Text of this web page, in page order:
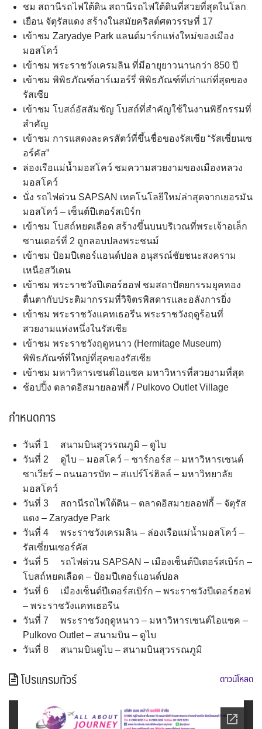
ชม สถานีรถไฟใต้ดิน สถานีรถไฟใต้ดินที่สวยที่สุดในโลก
เยือน จัตุรัสแดง สร้างในสมัยคริสต์ศตวรรษที่ 17
เข้าชม Zaryadye Park แลนด์มาร์กแห่งใหม่ของเมือง
มอสโคว์
เข้าชม พระราชวังเครมลิน ที่มีอายุยาวนานกว่า 850 ปี
เข้าชม พิพิธภัณฑ์อาร์เมอร์รี่ พิพิธภัณฑ์ที่เก่าแก่ที่สุดของ
รัสเซีย
เข้าชม โบสถ์อัสสัมชัญ โบสถ์ที่สำคัญใช้ในงานพิธีกรรมที่
สำคัญ
เข้าชม การแสดงละครสัตว์ที่ขึ้นชื่อของรัสเซีย “รัสเซี่ยนเซ
อร์คัส”
ล่องเรือแม่น้ำมอสโคว์ ชมความสวยงามของเมืองหลวง
มอสโคว์
นั่ง รถไฟด่วน SAPSAN เทคโนโลยีใหม่ล่าสุดจากเยอรมัน
มอสโคว์ – เซ็นต์ปีเตอร์สเบิร์ก
เข้าชม โบสถ์หยดเลือด สร้างขึ้นบนบริเวณที่พระเจ้าอเล็ก
ซานเดอร์ที่ 2 ถูกลอบปลงพระชนม์
เข้าชม ป้อมปีเตอร์แอนด์ปอล อนุสรณ์ชัยชนะสงคราม
เหนือสวีเดน
เข้าชม พระราชวังปีเตอร์ฮอฟ ชมสถาปัตยกรรมยุคทอง
ตื่นตากับประติมากรรมที่วิจิตรพิสดารและอลังการยิ่ง
เข้าชม พระราชวังแคทเธอรีน พระราชวังฤดูร้อนที่
สวยงามแห่งหนึ่งในรัสเซีย
เข้าชม พระราชวังฤดูหนาว (Hermitage Museum)
พิพิธภัณฑ์ที่ใหญ่ที่สุดของรัสเซีย
เข้าชม มหาวิหารเซนต์ไอแซค มหาวิหารที่สวยงามที่สุด
ช้อปปิ้ง ตลาดอิสมายลอฟกี้ / Pulkovo Outlet Village
กำหนดการ
วันที่ 1 สนามบินสุวรรณภูมิ – ดูไบ
วันที่ 2 ดูไบ – มอสโคว์ – ซาร์กอร์ส – มหาวิหารเซนต์
ซาเวียร์ – ถนนอารบัท – สแปร์โร่ฮิลล์ – มหาวิทยาลัย
มอสโคว์
วันที่ 3 สถานีรถไฟใต้ดิน – ตลาดอิสมายลอฟกี้ – จัตุรัส
แดง – Zaryadye Park
วันที่ 4 พระราชวังเครมลิน – ล่องเรือแม่น้ำมอสโคว์ –
รัสเซี่ยนเซอร์คัส
วันที่ 5 รถไฟด่วน SAPSAN – เมืองเซ็นต์ปีเตอร์สเบิร์ก –
โบสถ์หยดเลือด – ป้อมปีเตอร์แอนด์ปอล
วันที่ 6 เมืองเซ็นต์ปีเตอร์สเบิร์ก – พระราชวังปีเตอร์ฮอฟ
– พระราชวังแคทเธอรีน
วันที่ 7 พระราชวังฤดูหนาว – มหาวิหารเซนต์ไอแซค –
Pulkovo Outlet – สนามบิน – ดูไบ
วันที่ 8 สนามบินดูไบ – สนามบินสุวรรณภูมิ
โปรแกรมทัวร์ ดาวน์โหลด